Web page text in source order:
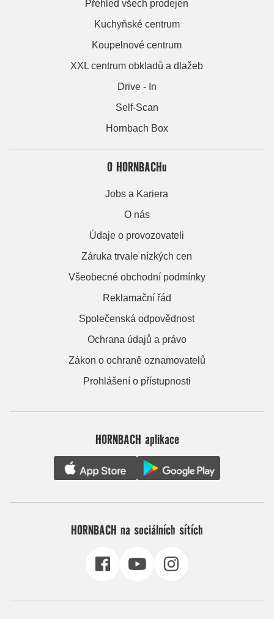
Přehled všech prodejen
Kuchyňské centrum
Koupelnové centrum
XXL centrum obkladů a dlažeb
Drive - In
Self-Scan
Hornbach Box
O HORNBACHu
Jobs a Kariera
O nás
Údaje o provozovateli
Záruka trvale nízkých cen
Všeobecné obchodní podmínky
Reklamační řád
Společenská odpovědnost
Ochrana údajů a právo
Zákon o ochraně oznamovatelů
Prohlášení o přístupnosti
HORNBACH aplikace
HORNBACH na sociálních sítích